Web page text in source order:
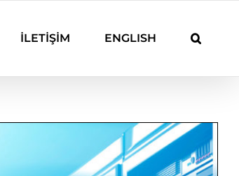
İLETİŞİM ENGLISH